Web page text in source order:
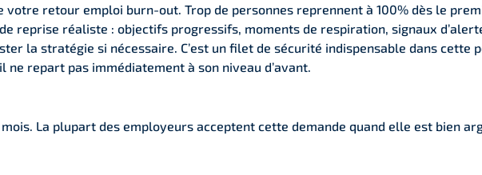
retour emploi burn-out. Trop de personnes reprennent à 100% dès le
reprise réaliste : objectifs progressifs, moments de respiration, signaux
la stratégie si nécessaire. C’est un filet de sécurité indispensable dans cette
repart pas immédiatement à son niveau d’avant.
La plupart des employeurs acceptent cette demande quand elle est bien